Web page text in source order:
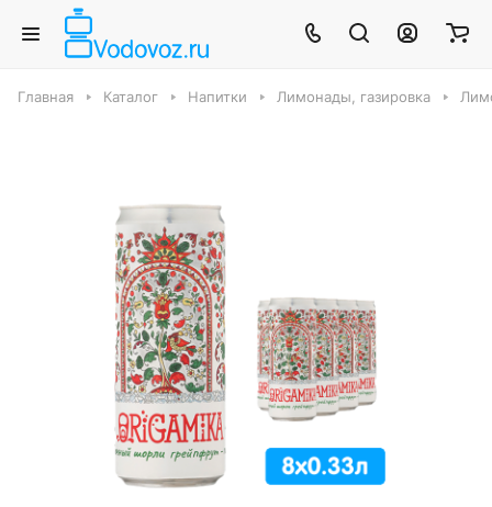
Главная Каталог Напитки Лимонады, газировка